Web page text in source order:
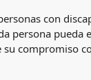
con
persona
compromiso